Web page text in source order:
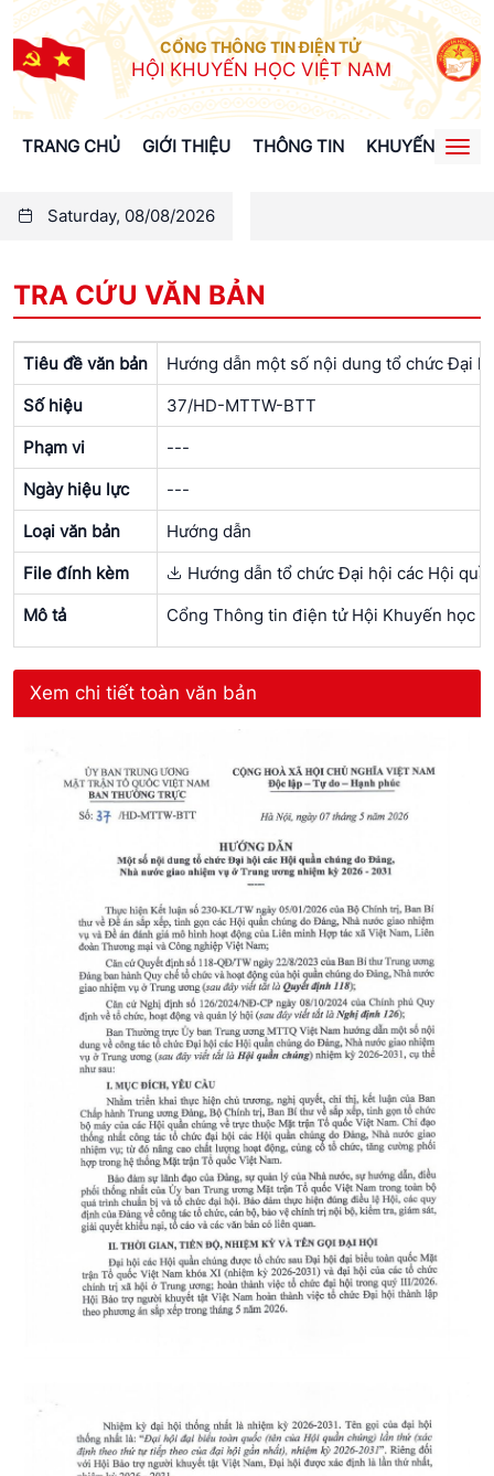
CỔNG THÔNG TIN ĐIỆN TỬ
HỘI KHUYẾN HỌC VIỆT NAM
TRANG CHỦ GIỚI THIỆU THÔNG TIN KHUYẾN HỌC
Saturday, 08/08/2026
TRA CỨU VĂN BẢN
Tiêu đề văn bản
Hướng dẫn một số nội dung tổ chức Đại
Số hiệu
37/HD-MTTW-BTT
Phạm vi
---
Ngày hiệu lực
---
Loại văn bản
Hướng dẫn
File đính kèm
Hướng dẫn tổ chức Đại hội các Hội
Mô tả
Cổng Thông tin điện tử Hội Khuyến học
Xem chi tiết toàn văn bản